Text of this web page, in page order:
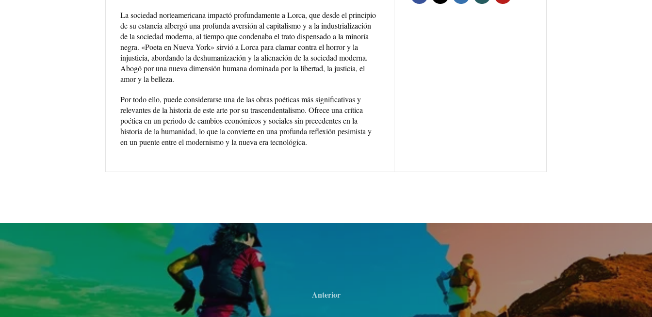
La sociedad norteamericana impactó profundamente a Lorca, que desde el principio
de su estancia albergó una profunda aversión al capitalismo y a la industrialización
de la sociedad moderna, al tiempo que condenaba el trato dispensado a la minoría
negra. «Poeta en Nueva York» sirvió a Lorca para clamar contra el horror y la
injusticia, abordando la deshumanización y la alienación de la sociedad moderna.
Abogó por una nueva dimensión humana dominada por la libertad, la justicia, el
amor y la belleza.
Por todo ello, puede considerarse una de las obras poéticas más significativas y
relevantes de la historia de este arte por su trascendentalismo. Ofrece una crítica
poética en un periodo de cambios económicos y sociales sin precedentes en la
historia de la humanidad, lo que la convierte en una profunda reflexión pesimista y
en un puente entre el modernismo y la nueva era tecnológica.
Anterior